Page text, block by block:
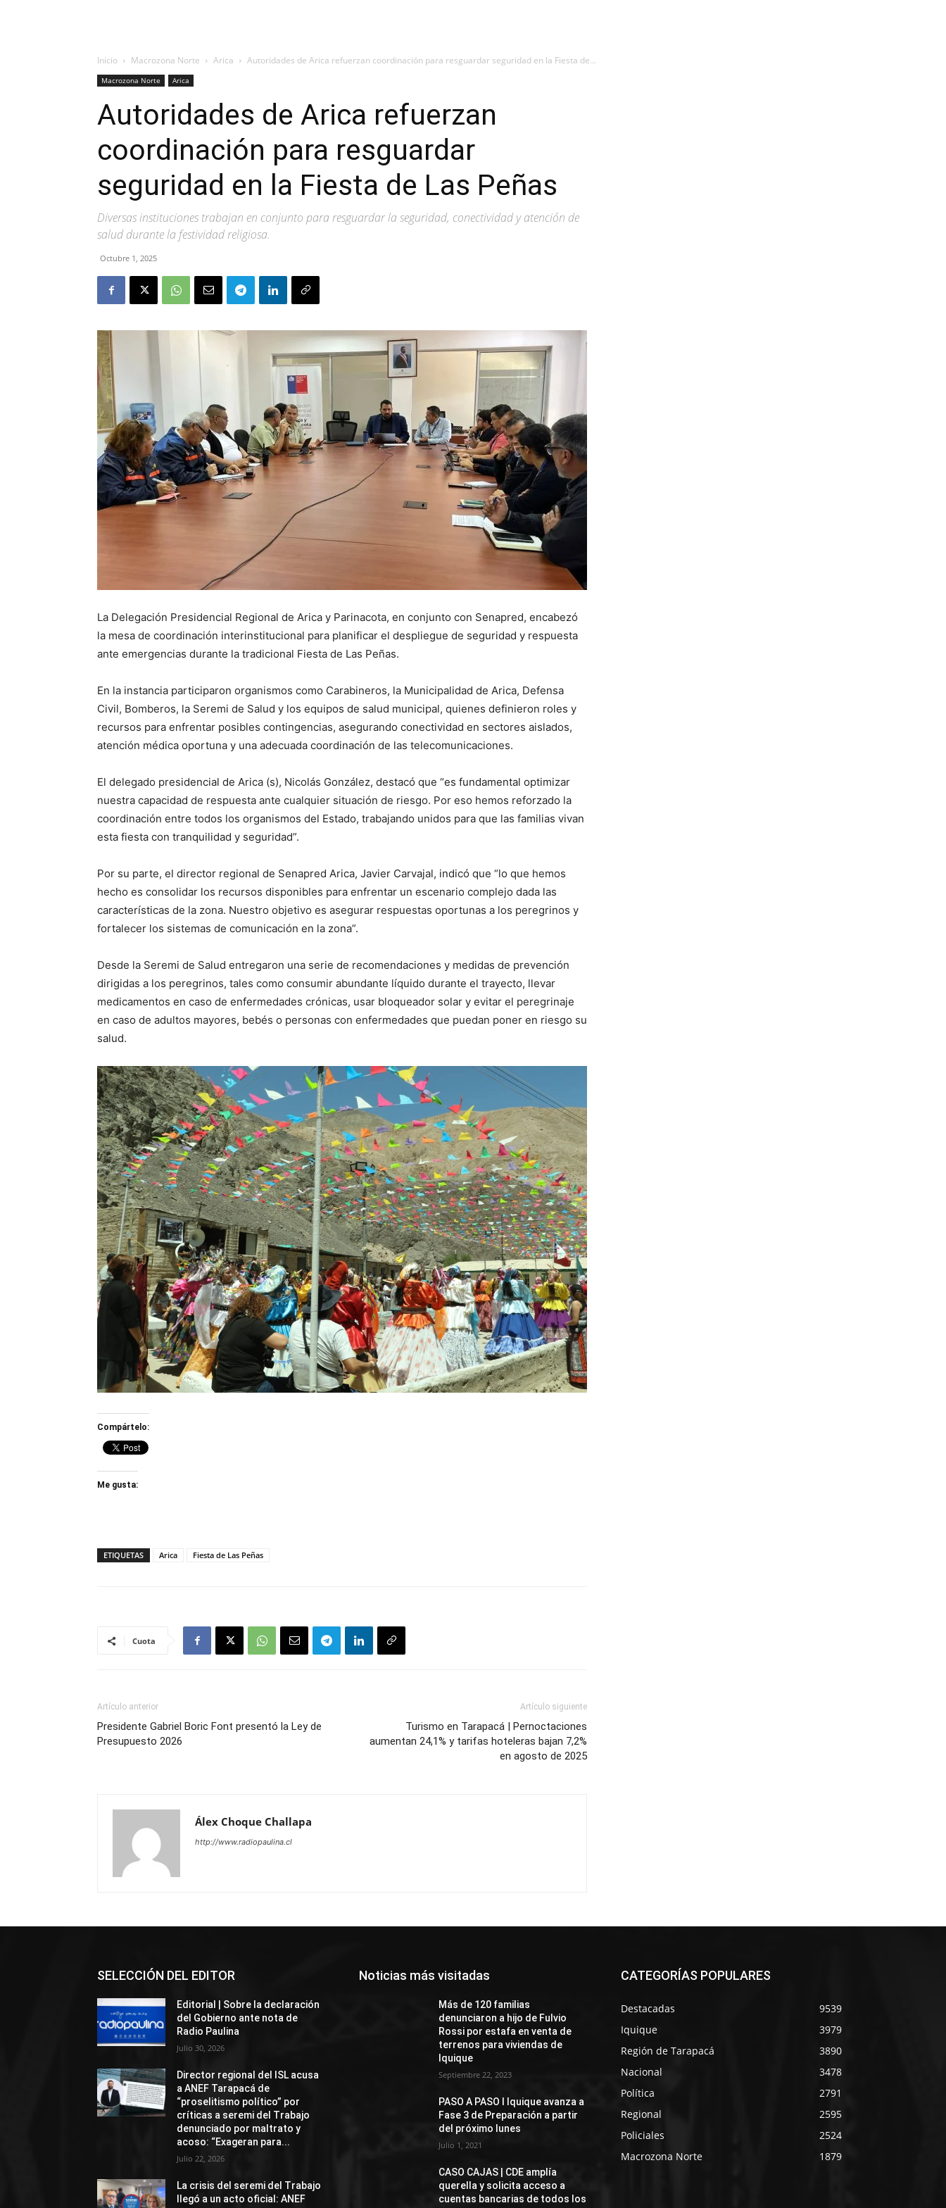
Inicio Macrozona Norte Arica Autoridades de Arica refuerzan coordinación para resguardar seguridad en la Fiesta de...
Macrozona Norte Arica
Autoridades de Arica refuerzan
coordinación para resguardar
seguridad en la Fiesta de Las Peñas
Diversas instituciones trabajan en conjunto para resguardar la seguridad, conectividad y atención de
salud durante la festividad religiosa.
Octubre 1, 2025
La Delegación Presidencial Regional de Arica y Parinacota, en conjunto con Senapred, encabezó
la mesa de coordinación interinstitucional para planificar el despliegue de seguridad y respuesta
ante emergencias durante la tradicional Fiesta de Las Peñas.
En la instancia participaron organismos como Carabineros, la Municipalidad de Arica, Defensa
Civil, Bomberos, la Seremi de Salud y los equipos de salud municipal, quienes definieron roles y
recursos para enfrentar posibles contingencias, asegurando conectividad en sectores aislados,
atención médica oportuna y una adecuada coordinación de las telecomunicaciones.
El delegado presidencial de Arica (s), Nicolás González, destacó que “es fundamental optimizar
nuestra capacidad de respuesta ante cualquier situación de riesgo. Por eso hemos reforzado la
coordinación entre todos los organismos del Estado, trabajando unidos para que las familias vivan
esta fiesta con tranquilidad y seguridad”.
Por su parte, el director regional de Senapred Arica, Javier Carvajal, indicó que “lo que hemos
hecho es consolidar los recursos disponibles para enfrentar un escenario complejo dada las
características de la zona. Nuestro objetivo es asegurar respuestas oportunas a los peregrinos y
fortalecer los sistemas de comunicación en la zona”.
Desde la Seremi de Salud entregaron una serie de recomendaciones y medidas de prevención
dirigidas a los peregrinos, tales como consumir abundante líquido durante el trayecto, llevar
medicamentos en caso de enfermedades crónicas, usar bloqueador solar y evitar el peregrinaje
en caso de adultos mayores, bebés o personas con enfermedades que puedan poner en riesgo su
salud.
Compártelo:
Me gusta:
ETIQUETAS Arica Fiesta de Las Peñas
Cuota
Artículo anterior
Presidente Gabriel Boric Font presentó la Ley de
Presupuesto 2026
Artículo siguiente
Turismo en Tarapacá | Pernoctaciones
aumentan 24,1% y tarifas hoteleras bajan 7,2%
en agosto de 2025
Álex Choque Challapa
http://www.radiopaulina.cl
SELECCIÓN DEL EDITOR
Editorial | Sobre la declaración
del Gobierno ante nota de
Radio Paulina
Julio 30, 2026
Director regional del ISL acusa
a ANEF Tarapacá de
“proselitismo político” por
críticas a seremi del Trabajo
denunciado por maltrato y
acoso: “Exageran para...
Julio 22, 2026
La crisis del seremi del Trabajo
llegó a un acto oficial: ANEF
Noticias más visitadas
Más de 120 familias
denunciaron a hijo de Fulvio
Rossi por estafa en venta de
terrenos para viviendas de
Iquique
Septiembre 22, 2023
PASO A PASO I Iquique avanza a
Fase 3 de Preparación a partir
del próximo lunes
Julio 1, 2021
CASO CAJAS | CDE amplía
querella y solicita acceso a
cuentas bancarias de todos los
CATEGORÍAS POPULARES
Destacadas
9539
Iquique
3979
Región de Tarapacá
3890
Nacional
3478
Política
2791
Regional
2595
Policiales
2524
Macrozona Norte
1879